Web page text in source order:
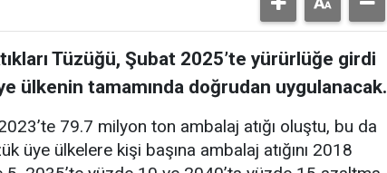
Tüzüğü, Şubat 2025’te yürürlüğe girdi
ülkenin tamamında doğrudan uygulanacak.
79.7 milyon ton ambalaj atığı oluştu, bu da
üye ülkelere kişi başına ambalaj atığını 2018